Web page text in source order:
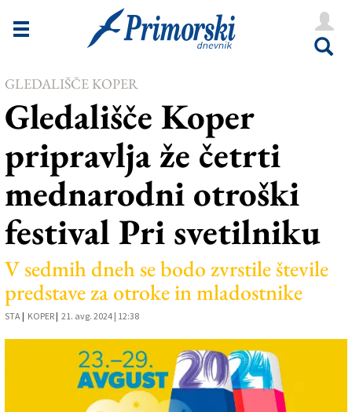
Novice
Goriška
Kultura
Šport
Še
Vreme
Uredništvo
Oglasi
GLEDALIŠČE KOPER
Gledališče Koper
pripravlja že četrti
mednarodni otroški
festival Pri svetilniku
V sedmih dneh se bodo zvrstile števile
predstave za otroke in mladostnike
STA | KOPER | 21. avg. 2024 | 12:38